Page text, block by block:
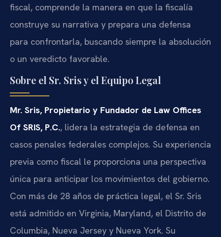
fiscal, comprende la manera en que la fiscalía
construye su narrativa y prepara una defensa
para confrontarla, buscando siempre la absolución
o un veredicto favorable.
Sobre el Sr. Sris y el Equipo Legal
Mr. Sris, Propietario y Fundador de Law Offices
Of SRIS, P.C., lidera la estrategia de defensa en
casos penales federales complejos. Su experiencia
previa como fiscal le proporciona una perspectiva
única para anticipar los movimientos del gobierno.
Con más de 28 años de práctica legal, el Sr. Sris
está admitido en Virginia, Maryland, el Distrito de
Columbia, Nueva Jersey y Nueva York. Su